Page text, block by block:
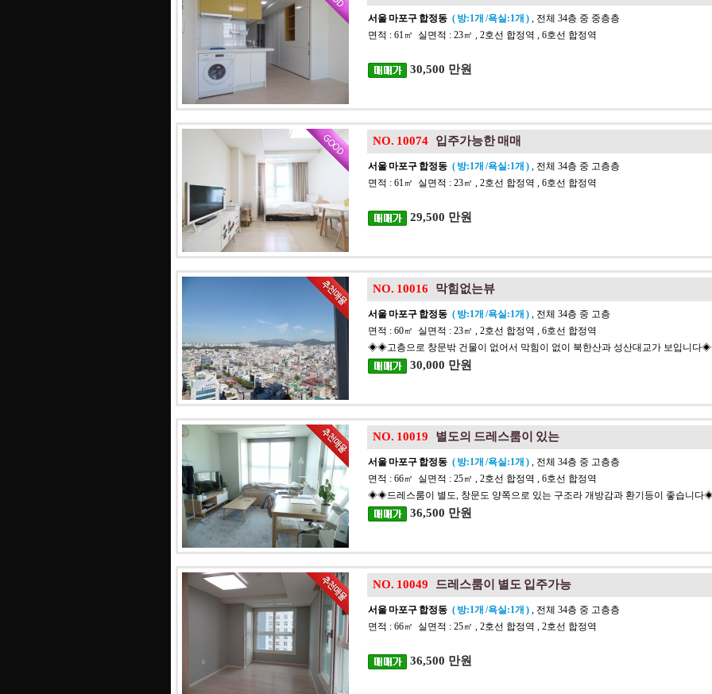
서울 마포구 합정동 ( 방:1개 /욕실:1개 ) , 전체 34층 중 중층층
면적 : 61㎡ 실면적 : 23㎡ , 2호선 합정역 , 6호선 합정역
30,500 만원
NO. 10074 입주가능한 매매
서울 마포구 합정동 ( 방:1개 /욕실:1개 ) , 전체 34층 중 고층층
면적 : 61㎡ 실면적 : 23㎡ , 2호선 합정역 , 6호선 합정역
29,500 만원
NO. 10016 막힘없는뷰
서울 마포구 합정동 ( 방:1개 /욕실:1개 ) , 전체 34층 중 고층
면적 : 60㎡ 실면적 : 23㎡ , 2호선 합정역 , 6호선 합정역
◈◈고층으로 창문밖 건물이 없어서 막힘이 없이 북한산과 성산대교가 보입니다
30,000 만원
NO. 10019 별도의 드레스룸이 있는
서울 마포구 합정동 ( 방:1개 /욕실:1개 ) , 전체 34층 중 고층층
면적 : 66㎡ 실면적 : 25㎡ , 2호선 합정역 , 6호선 합정역
◈◈드레스룸이 별도, 창문도 양쪽으로 있는 구조라 개방감과 환기등이 좋습니
36,500 만원
NO. 10049 드레스룸이 별도 입주가능
서울 마포구 합정동 ( 방:1개 /욕실:1개 ) , 전체 34층 중 고층층
면적 : 66㎡ 실면적 : 25㎡ , 2호선 합정역 , 2호선 합정역
36,500 만원